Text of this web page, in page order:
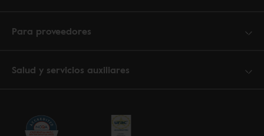
Para proveedores
Salud y servicios auxiliares